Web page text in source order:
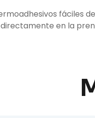
fáciles
en la